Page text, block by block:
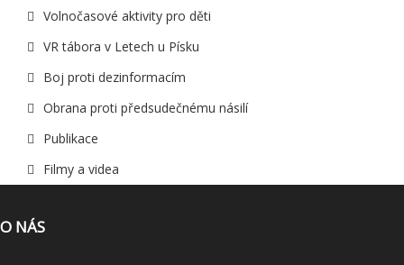
Volnočasové aktivity pro děti
VR tábora v Letech u Písku
Boj proti dezinformacím
Obrana proti předsudečnému násilí
Publikace
Filmy a videa
O NÁS